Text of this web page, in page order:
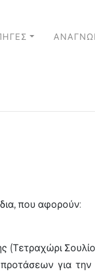
που αφορούν:
(Τετραχώρι
για την